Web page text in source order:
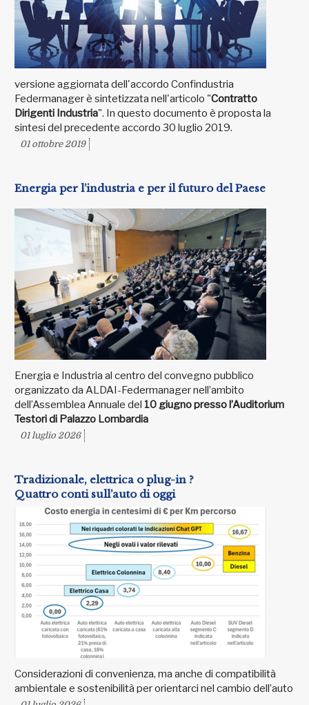
versione aggiornata dell'accordo Confindustria
Federmanager è sintetizzata nell'articolo "Contratto
Dirigenti Industria". In questo documento è proposta la
sintesi del precedente accordo 30 luglio 2019.
01 ottobre 2019
Energia per l’industria e per il futuro del Paese
Energia e Industria al centro del convegno pubblico
organizzato da ALDAI-Federmanager nell’ambito
dell’Assemblea Annuale del 10 giugno presso l’Auditorium
Testori di Palazzo Lombardia
01 luglio 2026
Tradizionale, elettrica o plug-in ?
Quattro conti sull’auto di oggi
Considerazioni di convenienza, ma anche di compatibilità
ambientale e sostenibilità per orientarci nel cambio dell’auto